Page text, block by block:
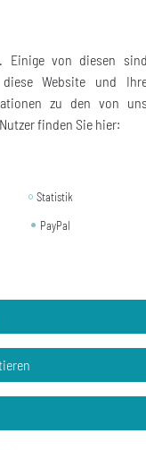
Miniblings
Einige von diesen
Website und
zu den von
finden Sie hier:
Statistik
PayPal